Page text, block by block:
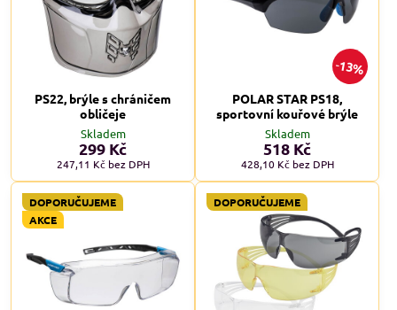
PS22, brýle s chráničem
obličeje
Skladem
299 Kč
247,11 Kč bez DPH
13%
POLAR STAR PS18,
sportovní kouřové brýle
Skladem
518 Kč
428,10 Kč bez DPH
DOPORUČUJEME
AKCE
DOPORUČUJEME